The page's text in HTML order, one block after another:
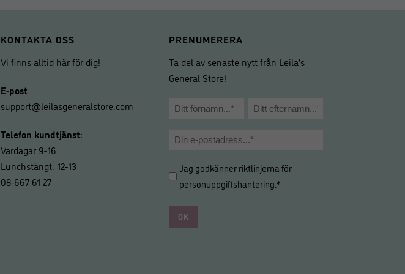
KONTAKTA OSS
Vi finns alltid här för dig!
E-post
support@leilasgeneralstore.com
Telefon kundtjänst:
Vardagar 9-16
Lunchstängt: 12-13
08-667 61 27
PRENUMERERA
Ta del av senaste nytt från Leila’s
General Store!
Namn
E-
Hantering
av
*
Jag godkänner riktlinjerna för
personuppgiftshantering .*